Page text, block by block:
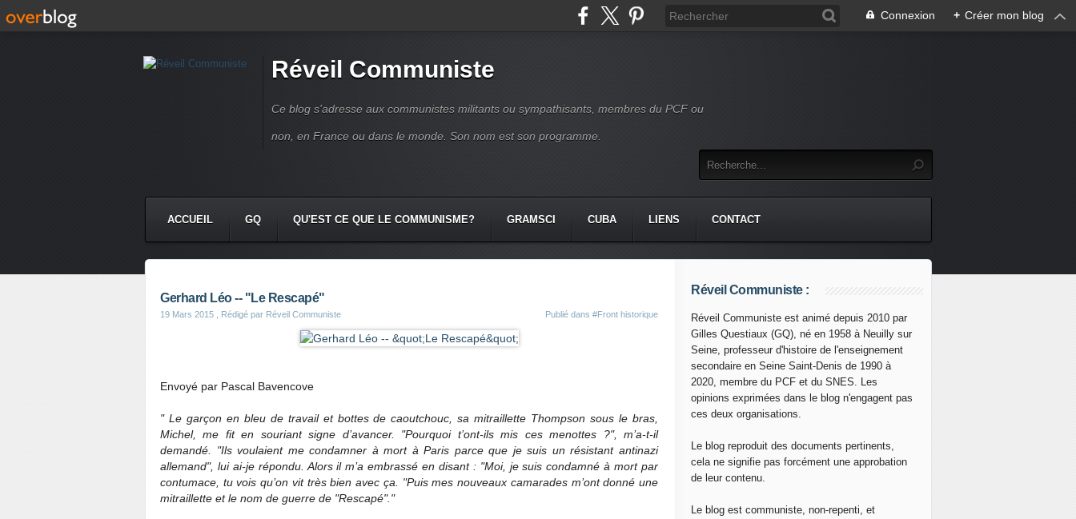
Connexion + Créer mon blog
Réveil Communiste
Ce blog s'adresse aux communistes militants ou sympathisants, membres du PCF ou
non, en France ou dans le monde. Son nom est son programme.
ACCUEIL GQ QU'EST CE QUE LE COMMUNISME? GRAMSCI CUBA LIENS CONTACT
Gerhard Léo -- "Le Rescapé"
19 Mars 2015 , Rédigé par Réveil Communiste Publié dans #Front historique
Envoyé par Pascal Bavencove
" Le garçon en bleu de travail et bottes de caoutchouc, sa mitraillette Thompson sous le bras,
Michel, me fit en souriant signe d’avancer. "Pourquoi t’ont-ils mis ces menottes ?", m’a-t-il
demandé. "Ils voulaient me condamner à mort à Paris parce que je suis un résistant antinazi
allemand", lui ai-je répondu. Alors il m’a embrassé en disant : "Moi, je suis condamné à mort par
contumace, tu vois qu’on vit très bien avec ça. "Puis mes nouveaux camarades m’ont donné une
mitraillette et le nom de guerre de "Rescapé"."
Réveil Communiste :
Réveil Communiste est animé depuis 2010 par
Gilles Questiaux (GQ), né en 1958 à Neuilly sur
Seine, professeur d'histoire de l'enseignement
secondaire en Seine Saint-Denis de 1990 à
2020, membre du PCF et du SNES. Les
opinions exprimées dans le blog n'engagent pas
ces deux organisations.
Le blog reproduit des documents pertinents,
cela ne signifie pas forcément une approbation
de leur contenu.
Le blog est communiste, non-repenti, et